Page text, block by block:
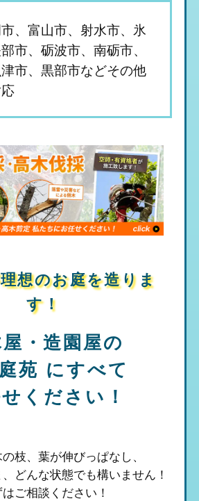
、富山市、射水市、氷
市、砺波市、南砺市、
市、黒部市などその他
想のお庭を造りま
す！
・造園屋の
苑 にすべて
ください！
枝、葉が伸びっぱなし、
どんな状態でも構いません！
はご相談ください！